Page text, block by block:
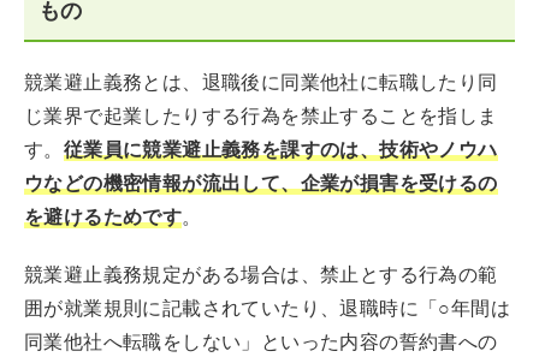
もの
競業避止義務とは、退職後に同業他社に転職したり同
じ業界で起業したりする行為を禁止することを指しま
す。 従業員に競業避止義務を課すのは、技術やノウハ
ウなどの機密情報が流出して、企業が損害を受けるの
を避けるためです。
競業避止義務規定がある場合は、禁止とする行為の範
囲が就業規則に記載されていたり、退職時に「○年間は
同業他社へ転職をしない」といった内容の誓約書への